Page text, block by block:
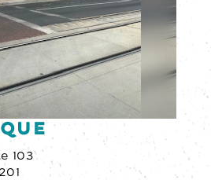
103